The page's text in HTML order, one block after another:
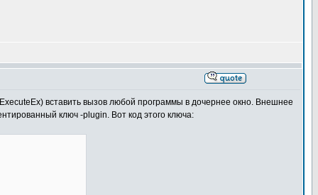
вставить вызов любой программы в дочернее окно. Внешнее
ключ -plugin. Вот код этого ключа: